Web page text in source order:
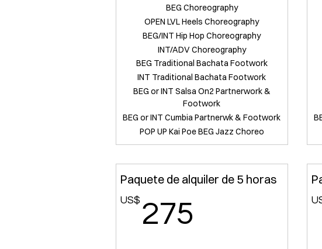
BEG Choreography
OPEN LVL Heels Choreography
BEG/INT Hip Hop Choreography
INT/ADV Choreography
BEG Traditional Bachata Footwork
INT Traditional Bachata Footwork
BEG or INT Salsa On2 Partnerwork &
Footwork
BEG or INT Cumbia Partnerwk & Footwork
POP UP Kai Poe BEG Jazz Choreo
Paquete de alquiler de 5 horas
US$ 275